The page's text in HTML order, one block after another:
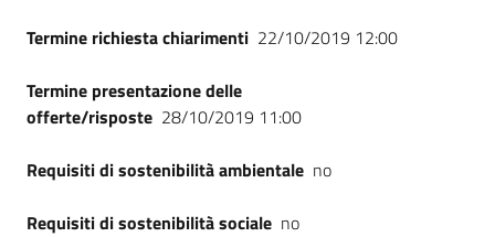
Termine richiesta chiarimenti 22/10/2019 12:00
Termine presentazione delle
offerte/risposte 28/10/2019 11:00
Requisiti di sostenibilità ambientale no
Requisiti di sostenibilità sociale no